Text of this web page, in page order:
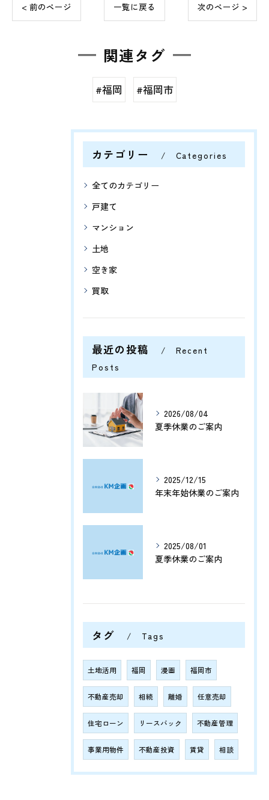
< 前のページ 一覧に戻る 次のページ >
関連タグ
#福岡 #福岡市
カテゴリー Categories
全てのカテゴリー
戸建て
マンション
土地
空き家
買取
最近の投稿
Recent
Posts
2026/08/04
夏季休業のご案内
2025/12/15
年末年始休業のご案内
2025/08/01
夏季休業のご案内
タグ Tags
土地活用 福岡 漫画 福岡市
不動産売却 相続 離婚 任意売却
住宅ローン リースバック 不動産管理
事業用物件 不動産投資 賃貸 相談